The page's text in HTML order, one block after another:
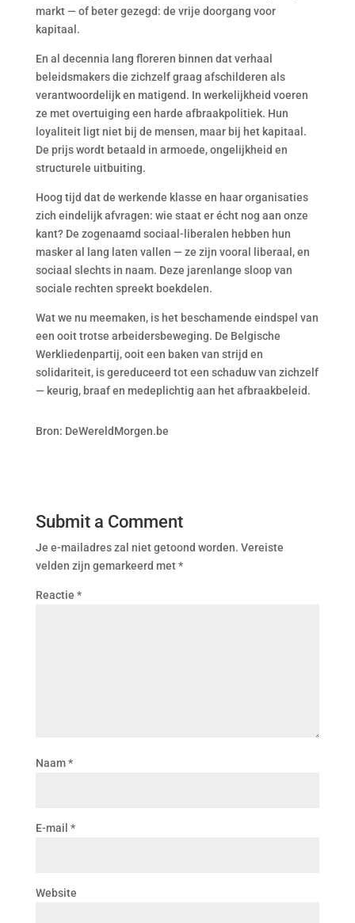
markt — of beter gezegd: de vrije doorgang voor
kapitaal.
En al decennia lang floreren binnen dat verhaal
beleidsmakers die zichzelf graag afschilderen als
verantwoordelijk en matigend. In werkelijkheid voeren
ze met overtuiging een harde afbraakpolitiek. Hun
loyaliteit ligt niet bij de mensen, maar bij het kapitaal.
De prijs wordt betaald in armoede, ongelijkheid en
structurele uitbuiting.
Hoog tijd dat de werkende klasse en haar organisaties
zich eindelijk afvragen: wie staat er écht nog aan onze
kant? De zogenaamd sociaal-liberalen hebben hun
masker al lang laten vallen — ze zijn vooral liberaal, en
sociaal slechts in naam. Deze jarenlange sloop van
sociale rechten spreekt boekdelen.
Wat we nu meemaken, is het beschamende eindspel van
een ooit trotse arbeidersbeweging. De Belgische
Werkliedenpartij, ooit een baken van strijd en
solidariteit, is gereduceerd tot een schaduw van zichzelf
— keurig, braaf en medeplichtig aan het afbraakbeleid.
Bron: DeWereldMorgen.be
Submit a Comment
Je e-mailadres zal niet getoond worden. Vereiste
velden zijn gemarkeerd met*
Reactie *
Naam*
E-mail *
Website